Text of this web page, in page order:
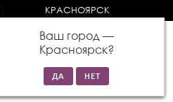
КРАСНОЯРСК
Ваш город —
Красноярск?
0 товаров
на сумму 0р